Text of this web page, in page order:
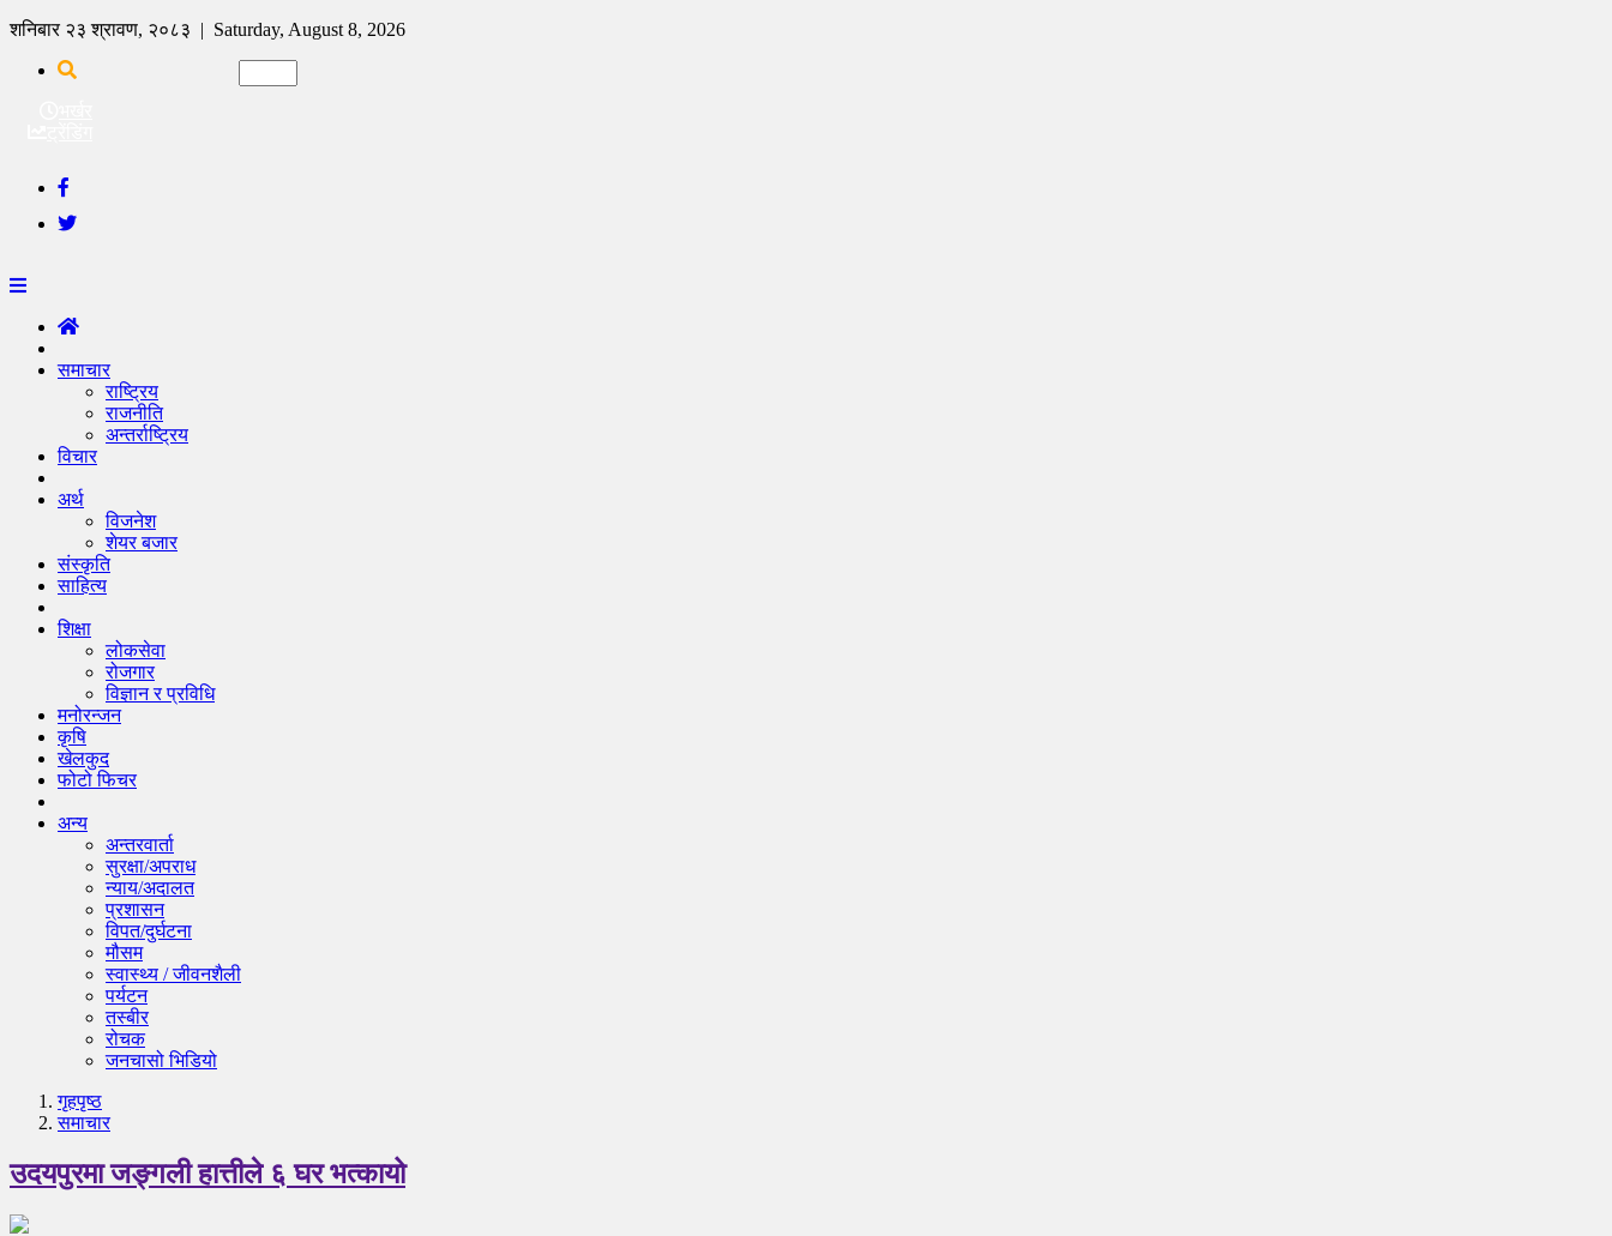
शनिबार २३ श्रावण, २०८३ | Saturday, August 8, 2026
समाचार
राष्ट्रिय
राजनीति
अन्तर्राष्ट्रिय
विचार
अर्थ
विजनेश
शेयर बजार
संस्कृति
साहित्य
शिक्षा
लोकसेवा
रोजगार
विज्ञान र प्रविधि
मनोरन्जन
कृषि
खेलकुद
फोटो फिचर
अन्य
अन्तरवार्ता
सुरक्षा/अपराध
न्याय/अदालत
प्रशासन
विपत/दुर्घटना
मौसम
स्वास्थ्य / जीवनशैली
पर्यटन
तस्बीर
रोचक
जनचासो भिडियो
गृहपृष्‍ठ
समाचार
उदयपुरमा जङ्गली हात्तीले ६ घर भत्कायो